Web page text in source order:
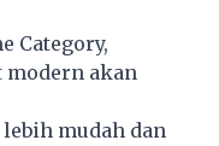
Category,
akan
mudah dan